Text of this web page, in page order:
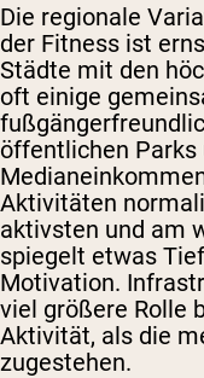
Die regionale
der Fitness ist
Städte mit den
oft einige
öffentlichen Parks
Aktivitäten
aktivsten und am
spiegelt etwas
Motivation.
viel größere Rolle
Aktivität, als die
zugestehen.